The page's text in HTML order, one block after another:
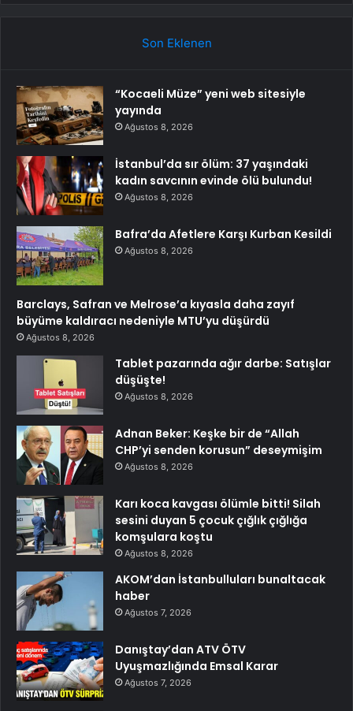
Son Eklenen
“Kocaeli Müze” yeni web sitesiyle
yayında
Ağustos 8, 2026
İstanbul’da sır ölüm: 37 yaşındaki
kadın savcının evinde ölü bulundu!
Ağustos 8, 2026
Bafra’da Afetlere Karşı Kurban Kesildi
Ağustos 8, 2026
Barclays, Safran ve Melrose’a kıyasla daha zayıf
büyüme kaldıracı nedeniyle MTU’yu düşürdü
Ağustos 8, 2026
Tablet pazarında ağır darbe: Satışlar
düşüşte!
Ağustos 8, 2026
Adnan Beker: Keşke bir de “Allah
CHP’yi senden korusun” deseymişim
Ağustos 8, 2026
Karı koca kavgası ölümle bitti! Silah
sesini duyan 5 çocuk çığlık çığlığa
komşulara koştu
Ağustos 8, 2026
AKOM’dan İstanbulluları bunaltacak
haber
Ağustos 7, 2026
Danıştay’dan ATV ÖTV
Uyuşmazlığında Emsal Karar
Ağustos 7, 2026